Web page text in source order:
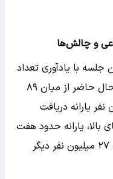
و چالش‌ها
جلسه با یادآوری تعداد
یارانه‌بگیران کشور بیان داشت که در حال حاضر از میان ۸۹
کشور، ۷۵ میلیون نفر یارانه دریافت
یارانه حدود هفت
میلیون نفر حذف شده و برنامه حذف ۲۷ میلیون نفر دیگر